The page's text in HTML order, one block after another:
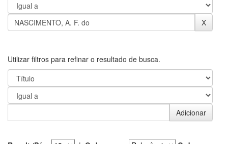
Utilizar filtros para refinar o resultado de busca.